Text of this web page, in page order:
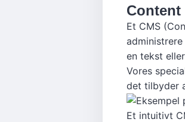
Content
Et CMS
en tekst
Vores
det tilbyder
Et intuitivt